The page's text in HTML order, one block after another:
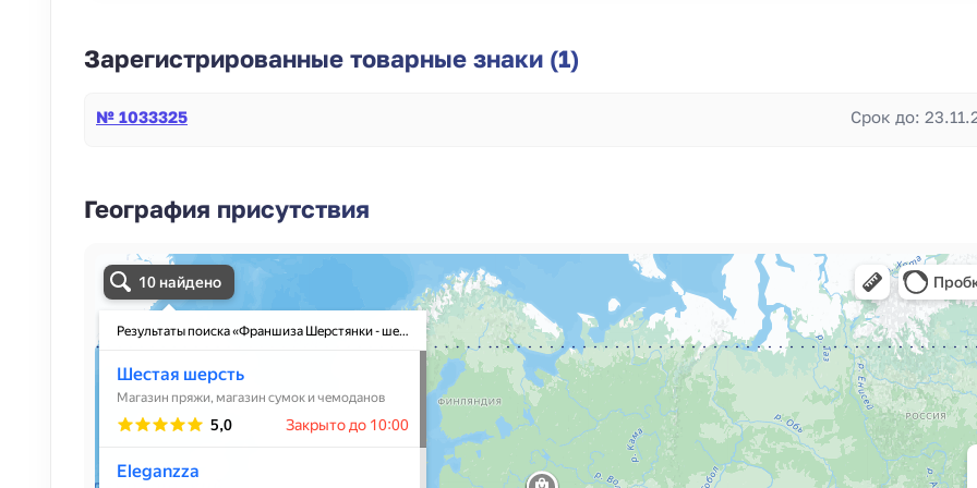
Зарегистрированные товарные знаки (1)
№ 1033325 Срок до:
География присутствия